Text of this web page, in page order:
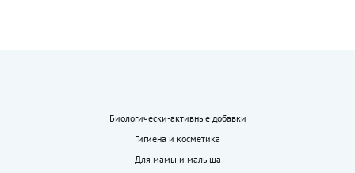
Биологически-активные добавки
Гигиена и косметика
Для мамы и малыша